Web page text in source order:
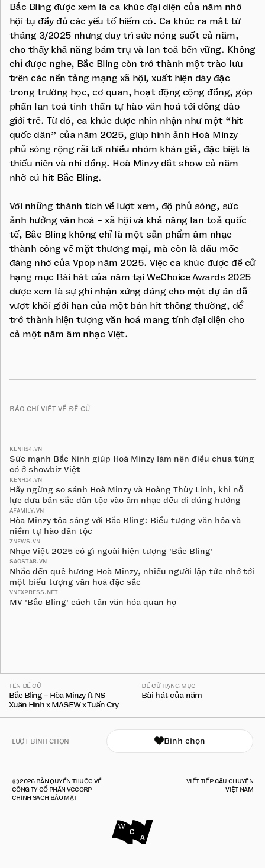
TÊN ĐỀ CỬ
Bắc Bling - Hòa Minzy ft NS
Xuân Hinh x MASEW x Tuấn Cry
ĐỀ CỬ HẠNG MỤC
Bài hát của năm
LƯỢT BÌNH CHỌN Bình chọn
Bắc Bling được xem là ca khúc đại diện của năm nhờ
hội tụ đầy đủ các yếu tố hiếm có. Ca khúc ra mắt từ
tháng 3/2025 nhưng duy trì sức nóng suốt cả năm,
cho thấy khả năng bám trụ và lan toả bền vững. Không
chỉ được nghe, Bắc Bling còn trở thành một trào lưu
trên các nền tảng mạng xã hội, xuất hiện dày đặc
trong trường học, cơ quan, hoạt động cộng đồng, góp
phần lan toả tinh thần tự hào văn hoá tới đông đảo
giới trẻ. Từ đó, ca khúc được nhìn nhận như một “hit
quốc dân” của năm 2025, giúp hình ảnh Hoà Minzy
phủ sóng rộng rãi tới nhiều nhóm khán giả, đặc biệt là
thiếu niên và nhi đồng. Hoà Minzy đắt show cả năm
nhờ cú hit Bắc Bling.
Với những thành tích về lượt xem, độ phủ sóng, sức
ảnh hưởng văn hoá - xã hội và khả năng lan toả quốc
tế, Bắc Bling không chỉ là một sản phẩm âm nhạc
thành công về mặt thương mại, mà còn là dấu mốc
đáng nhớ của Vpop năm 2025. Việc ca khúc được đề cử
hạng mục Bài hát của năm tại WeChoice Awards 2025
được xem là sự ghi nhận xứng đáng cho một dự án đã
vượt khỏi giới hạn của một bản hit thông thường, để
trở thành hiện tượng văn hoá mang tính đại diện cho
cả một năm âm nhạc Việt.
BÁO CHÍ VIẾT VỀ ĐỀ CỬ
KENH14.VN
Sức mạnh Bắc Ninh giúp Hoà Minzy làm nên điều chưa từng
có ở showbiz Việt
KENH14.VN
Hãy ngừng so sánh Hoà Minzy và Hoàng Thùy Linh, khi nỗ
lực đưa bản sắc dân tộc vào âm nhạc đều đi đúng hướng
AFAMILY.VN
Hòa Minzy tỏa sáng với Bắc Bling: Biểu tượng văn hóa và
niềm tự hào dân tộc
ZNEWS.VN
Nhạc Việt 2025 có gì ngoài hiện tượng 'Bắc Bling'
SAOSTAR.VN
Nhắc đến quê hương Hoà Minzy, nhiều người lập tức nhớ tới
một biểu tượng văn hoá đặc sắc
VNEXPRESS.NET
MV 'Bắc Bling' cách tân văn hóa quan họ
©2026 BẢN QUYỀN THUỘC VỀ
CÔNG TY CỔ PHẦN VCCORP
CHÍNH SÁCH BẢO MẬT
VIẾT TIẾP CÂU CHUYỆN
VIỆT NAM